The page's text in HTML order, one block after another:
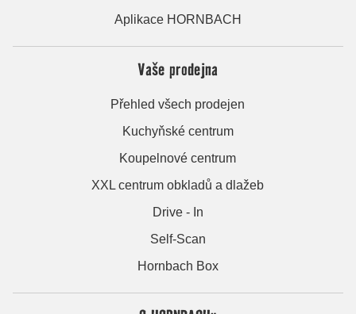
Aplikace HORNBACH
Vaše prodejna
Přehled všech prodejen
Kuchyňské centrum
Koupelnové centrum
XXL centrum obkladů a dlažeb
Drive - In
Self-Scan
Hornbach Box